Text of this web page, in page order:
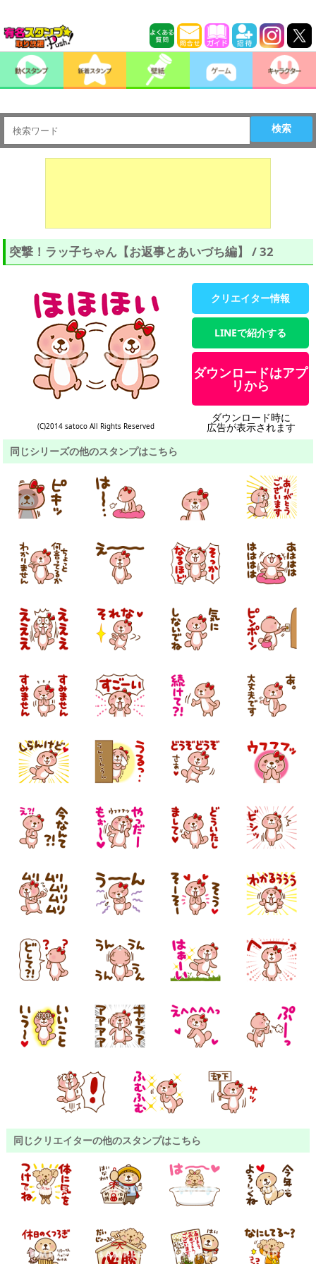
検索
突撃！ラッ子ちゃん【お返事とあいづち編】 / 32
(C)2014 satoco All Rights Reserved
クリエイター情報
LINEで紹介する
ダウンロードはアプ
リから
ダウンロード時に
広告が表示されます
同じシリーズの他のスタンプはこちら
同じクリエイターの他のスタンプはこちら